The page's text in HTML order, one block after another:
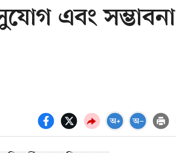
এবং সম্ভাবনা